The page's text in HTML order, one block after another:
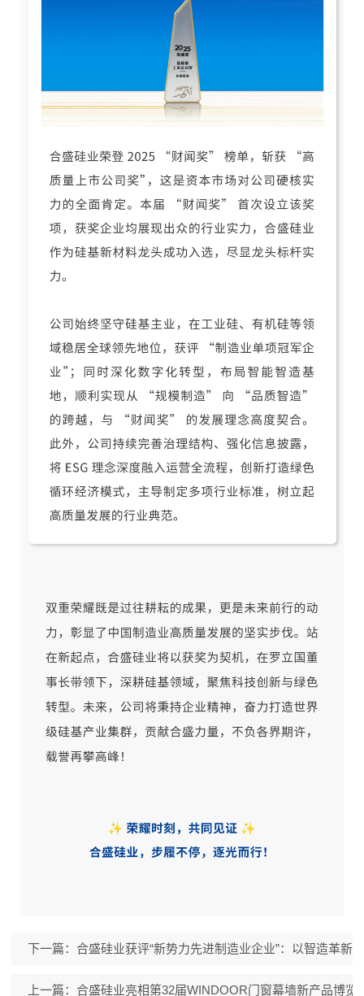
下一篇：合盛硅业获评“新势力先进制造业企业”：以智造革新
上一篇：合盛硅业亮相第32届WINDOOR门窗幕墙新产品博